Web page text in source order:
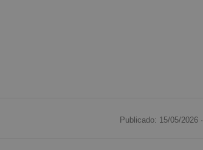
Publicado: 15/05/2026 ·